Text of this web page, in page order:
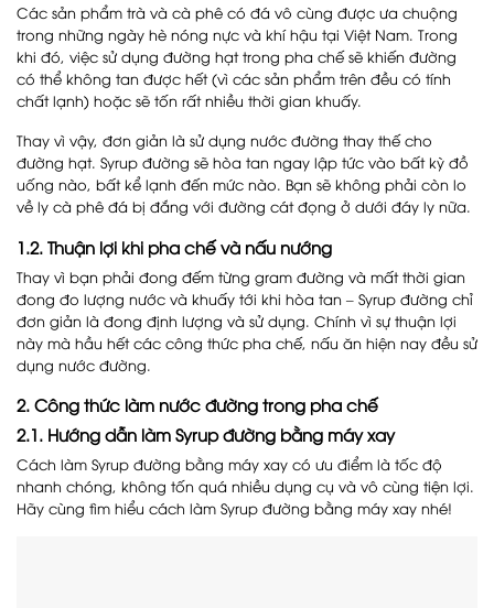
Các sản phẩm trà và cà phê có đá vô cùng được ưa chuộng
trong những ngày hè nóng nực và khí hậu tại Việt Nam. Trong
khi đó, việc sử dụng đường hạt trong pha chế sẽ khiến đường
có thể không tan được hết (vì các sản phẩm trên đều có tính
chất lạnh) hoặc sẽ tốn rất nhiều thời gian khuấy.
Thay vì vậy, đơn giản là sử dụng nước đường thay thế cho
đường hạt. Syrup đường sẽ hòa tan ngay lập tức vào bất kỳ đồ
uống nào, bất kể lạnh đến mức nào. Bạn sẽ không phải còn lo
về ly cà phê đá bị đắng với đường cát đọng ở dưới đáy ly nữa.
1.2. Thuận lợi khi pha chế và nấu nướng
Thay vì bạn phải đong đếm từng gram đường và mất thời gian
đong đo lượng nước và khuấy tới khi hòa tan – Syrup đường chỉ
đơn giản là đong định lượng và sử dụng. Chính vì sự thuận lợi
này mà hầu hết các công thức pha chế, nấu ăn hiện nay đều sử
dụng nước đường.
2. Công thức làm nước đường trong pha chế
2.1. Hướng dẫn làm Syrup đường bằng máy xay
Cách làm Syrup đường bằng máy xay có ưu điểm là tốc độ
nhanh chóng, không tốn quá nhiều dụng cụ và vô cùng tiện lợi.
Hãy cùng tìm hiểu cách làm Syrup đường bằng máy xay nhé!